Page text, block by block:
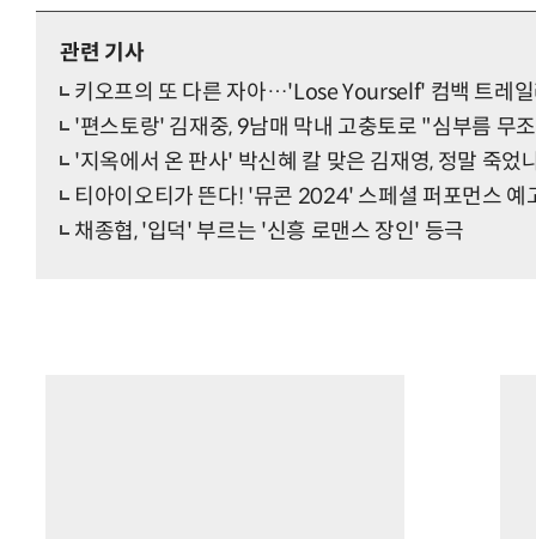
관련 기사
키오프의 또 다른 자아…'Lose Yourself' 컴백 트레
'편스토랑' 김재중, 9남매 막내 고충토로 "심부름 무
'지옥에서 온 판사' 박신혜 칼 맞은 김재영, 정말 죽었
티아이오티가 뜬다! '뮤콘 2024' 스페셜 퍼포먼스 예
채종협, '입덕' 부르는 '신흥 로맨스 장인' 등극